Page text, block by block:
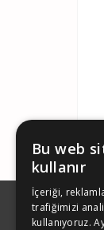
Bu web
kullanır
İçeriği,
trafiğimizi
kullanıyoruz.